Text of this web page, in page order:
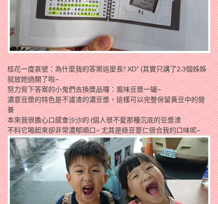
桂花一度哀號：為什麼我的答案這麼長? XD” (其實只講了2.3個姊姊
就放她過關了啦~
努力背下答案的小鬼們去換獎品囉：風味豆漿一罐~
濃意豆漿的特色是不濾渣的濃豆漿，這樣可以完整保留黃豆中的營
養
本來我很擔心口感會沙沙的 (個人很不愛那種沉底的豆漿渣
不料它喝起來卻非常濃郁順口~ 尤其是綠豆薏仁很合我的口味呢~